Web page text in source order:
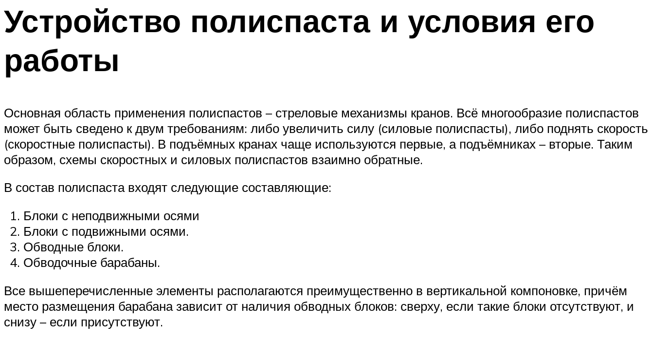
Устройство полиспаста и условия его
работы
Основная область применения полиспастов – стреловые механизмы кранов. Всё многообразие полиспастов
может быть сведено к двум требованиям: либо увеличить силу (силовые полиспасты), либо поднять скорость
(скоростные полиспасты). В подъёмных кранах чаще используются первые, а подъёмниках – вторые. Таким
образом, схемы скоростных и силовых полиспастов взаимно обратные.
В состав полиспаста входят следующие составляющие:
Блоки с неподвижными осями
Блоки с подвижными осями.
Обводные блоки.
Обводочные барабаны.
Все вышеперечисленные элементы располагаются преимущественно в вертикальной компоновке, причём
место размещения барабана зависит от наличия обводных блоков: сверху, если такие блоки отсутствуют, и
снизу – если присутствуют.